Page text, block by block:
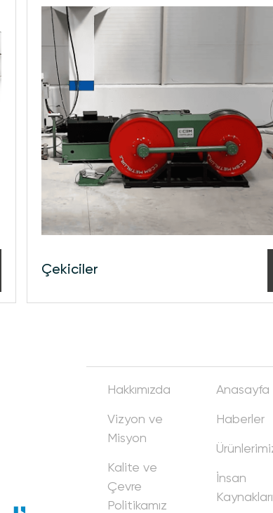
Çeki̇ci̇ler
Hakkımızda
Vizyon ve
Misyon
Kalite ve
Çevre
Politikamız
Anasayfa
Haberler
İnsan
Kaynakları